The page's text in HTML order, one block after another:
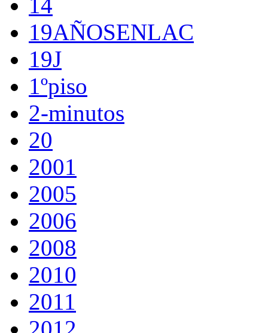
14
19AÑOSENLAC
19J
1ºpiso
2-minutos
20
2001
2005
2006
2008
2010
2011